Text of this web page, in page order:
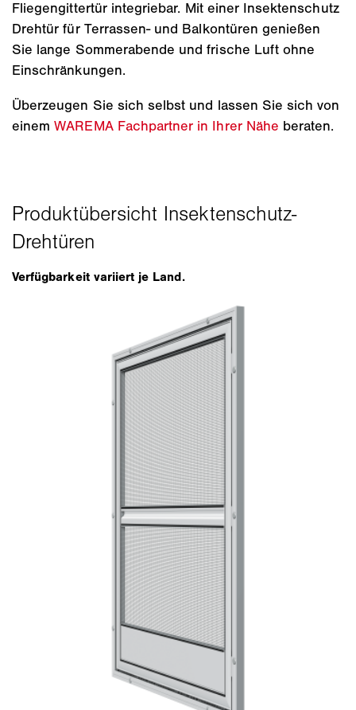
Fliegengittertür integriebar. Mit einer Insektenschutz
Drehtür für Terrassen- und Balkontüren genießen
Sie lange Sommerabende und frische Luft ohne
Einschränkungen.
Überzeugen Sie sich selbst und lassen Sie sich von
einemWAREMA Fachpartner in Ihrer Nähe beraten.
Verfügbarkeit variiert je Land.